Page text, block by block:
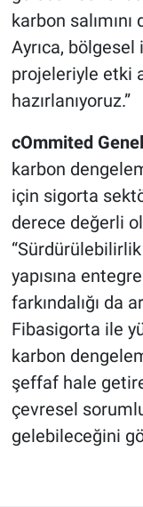
karbon
Ayrıca,
projeleriyle etki
hazırlanıyoruz.”
cOmmited
karbon
için sigorta
derece değerli
yapısına
farkındalığı da
Fibasigorta ile
karbon
şeffaf hale
çevresel
gelebileceğini